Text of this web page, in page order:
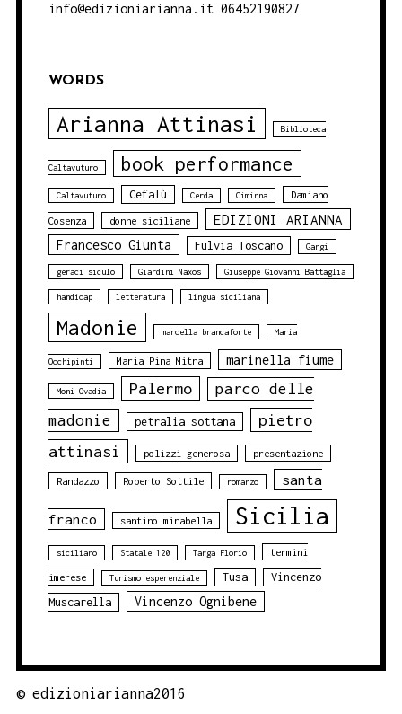
info@edizioniarianna.it 06452190827
WORDS
Arianna Attinasi Biblioteca
Caltavuturo book performance
Caltavuturo Cefalù Cerda Ciminna Damiano
Cosenza donne siciliane EDIZIONI ARIANNA
Francesco Giunta Fulvia Toscano Gangi
geraci siculo Giardini Naxos Giuseppe Giovanni Battaglia
handicap letteratura lingua siciliana
Madonie marcella brancaforte Maria
Occhipinti Maria Pina Mitra marinella fiume
Moni Ovadia Palermo
parco delle
madonie
petralia sottana
pietro
attinasi
polizzi generosa presentazione
Randazzo Roberto Sottile romanzo santa
franco santino mirabella Sicilia
siciliano Statale 120 Targa Florio termini
imerese Turismo esperenziale Tusa
Vincenzo
Muscarella
Vincenzo Ognibene
© edizioniarianna2016